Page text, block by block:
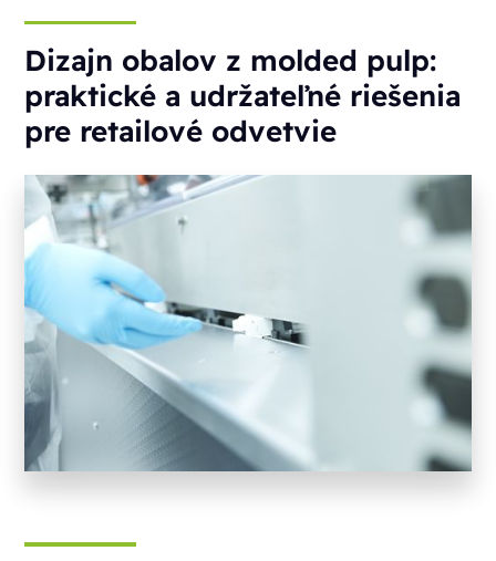
Dizajn obalov z molded pulp:
praktické a udržateľné riešenia
pre retailové odvetvie